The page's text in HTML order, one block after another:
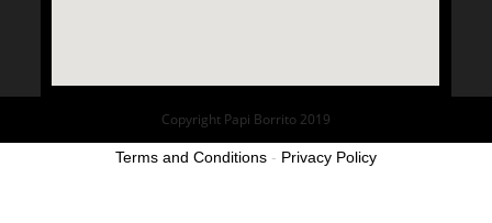
Copyright Papi Borrito 2019
Terms and Conditions - Privacy Policy